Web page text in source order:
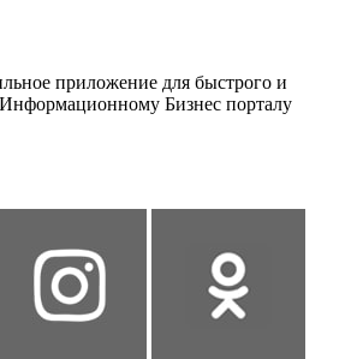
приложение для быстрого и
Бизнес порталу